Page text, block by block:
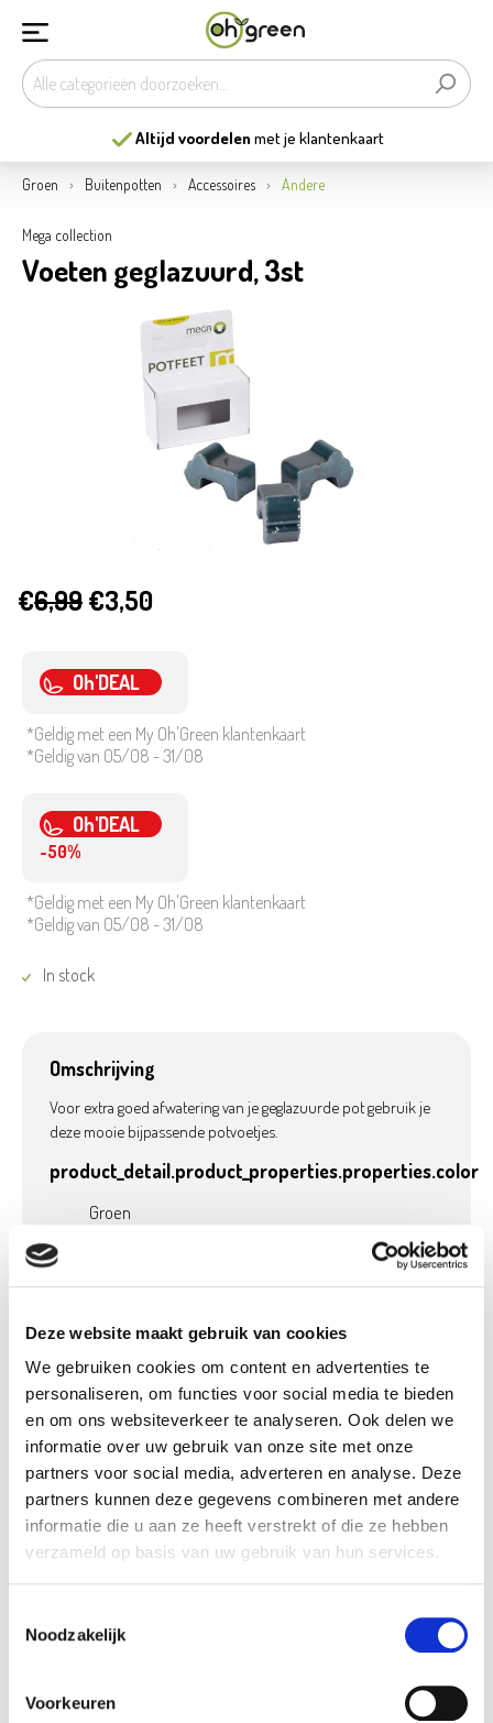
Deze website maakt gebruik van cookies
We gebruiken cookies om content en advertenties te
personaliseren, om functies voor social media te bieden
en om ons websiteverkeer te analyseren. Ook delen we
informatie over uw gebruik van onze site met onze
partners voor social media, adverteren en analyse. Deze
partners kunnen deze gegevens combineren met andere
informatie die u aan ze heeft verstrekt of die ze hebben
verzameld op basis van uw gebruik van hun services.
Noodzakelijk
Voorkeuren
Altijd voordelen met je klantenkaart
Groen Buitenpotten Accessoires Andere
Mega collection
Voeten geglazuurd, 3st
€6,99€3,50
Oh'DEAL
*Geldig met een My Oh'Green klantenkaart
*Geldig van 05/08 - 31/08
Oh'DEAL
-50%
*Geldig met een My Oh'Green klantenkaart
*Geldig van 05/08 - 31/08
In stock
Omschrijving
Voor extra goed afwatering van je geglazuurde pot gebruik je
deze mooie bijpassende potvoetjes.
product_detail.product_properties.properties.color
Groen
Ecocheques:
Gewicht:
0,01 kg
Hoogte (cm):
8 cm
Breedte (cm):
5,5 cm
Lengte (cm):
13 cm
Diameter (cm):
14,12 cm